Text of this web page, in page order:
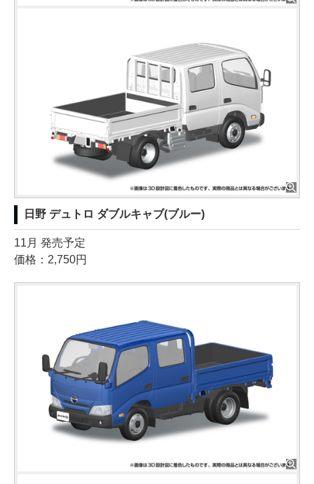
日野 デュトロ ダブルキャブ(ブルー)
11月 発売予定
価格：2,750円